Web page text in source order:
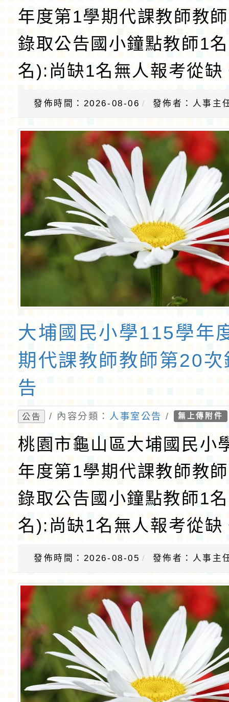
年度第1學期代課教師教
錄取公告國小鐘點教師1
名):尚缺1名無人報考從缺
發佈時間：2026-08-06 發佈者：人事主
大埔國民小學115學年
期代課教師教師第20次
告
公告 / 內容分類： 人事室公告 / 無上傳附件
桃園市龜山區大埔國民小
年度第1學期代課教師教
錄取公告國小鐘點教師1
名):尚缺1名無人報考從缺
發佈時間：2026-08-05 發佈者：人事主